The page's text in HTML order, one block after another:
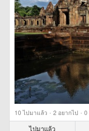
10ไปมาแล้ว · 2 อยากไป · 0
ไปมาแล้ว